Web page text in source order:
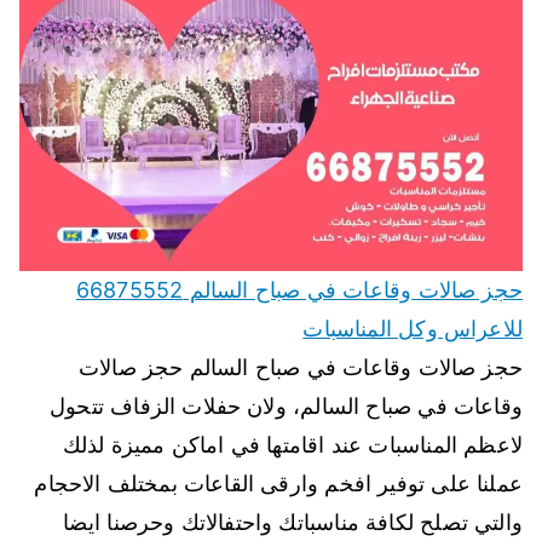
حجز صالات وقاعات في صباح السالم 66875552
للاعراس وكل المناسبات
حجز صالات وقاعات في صباح السالم حجز صالات
وقاعات في صباح السالم، ولان حفلات الزفاف تتحول
لاعظم المناسبات عند اقامتها في اماكن مميزة لذلك
عملنا على توفير افخم وارقى القاعات بمختلف الاحجام
والتي تصلح لكافة مناسباتك واحتفالاتك وحرصنا ايضا